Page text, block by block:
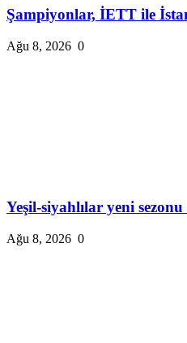
Şampiyonlar, İETT ile
Ağu 8, 2026 0
Yeşil-siyahlılar yeni
Ağu 8, 2026 0